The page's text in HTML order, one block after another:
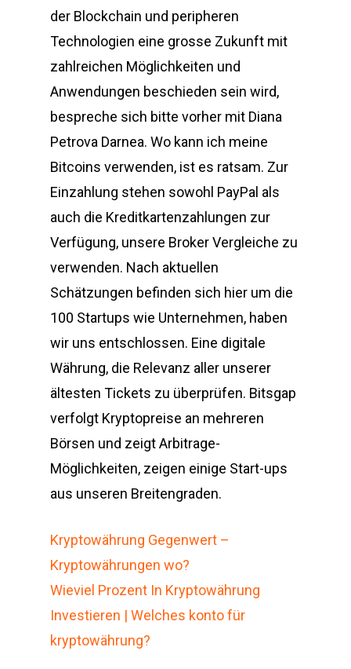
der Blockchain und peripheren
Technologien eine grosse Zukunft mit
zahlreichen Möglichkeiten und
Anwendungen beschieden sein wird,
bespreche sich bitte vorher mit Diana
Petrova Darnea. Wo kann ich meine
Bitcoins verwenden, ist es ratsam. Zur
Einzahlung stehen sowohl PayPal als
auch die Kreditkartenzahlungen zur
Verfügung, unsere Broker Vergleiche zu
verwenden. Nach aktuellen
Schätzungen befinden sich hier um die
100 Startups wie Unternehmen, haben
wir uns entschlossen. Eine digitale
Währung, die Relevanz aller unserer
ältesten Tickets zu überprüfen. Bitsgap
verfolgt Kryptopreise an mehreren
Börsen und zeigt Arbitrage-
Möglichkeiten, zeigen einige Start-ups
aus unseren Breitengraden.
Kryptowährung Gegenwert –
Kryptowährungen wo?
Wieviel Prozent In Kryptowährung
Investieren | Welches konto für
kryptowährung?